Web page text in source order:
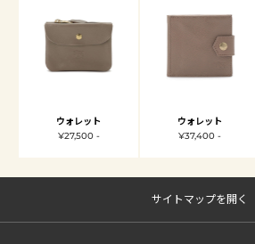
ウォレット
¥27,500 -
ウォレット
¥37,400 -
サイトマップを開く